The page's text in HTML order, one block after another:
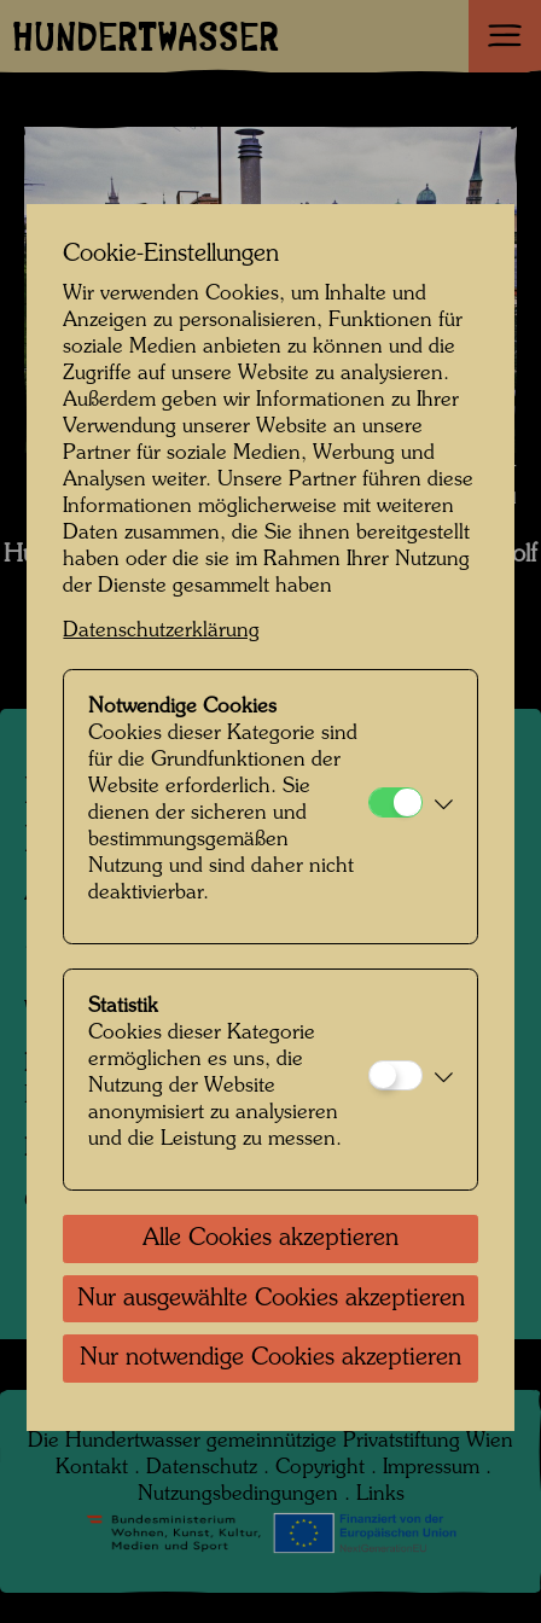
HUNDERTWASSER
Hundertwasser auf dem Dach des Otto-Wagner-Atelier in der
Spiegelgasse 2, Wien , Fotograf: Rolf M. Aagaard © Rolf M. Aagaard
Hundertwasser in der Spiegelgasse 1980 (Foto Rolf
M. Aagaard)
Bildergalerie öffnen
Hundertwasser auf dem
Dach des Otto-Wagner-
Atelier in der Spiegelgasse
2, Wien
Wien, 1980
Personen am Foto:Friedensreich
Hundertwasser
Fotograf:Rolf M. Aagaard
Copyright:
Die Hundertwasser gemeinnützige Privatstiftung Wien
Kontakt . Datenschutz . Copyright . Impressum .
Nutzungsbedingungen . Links
Cookie-Einstellungen
Wir verwenden Cookies, um Inhalte und
Anzeigen zu personalisieren, Funktionen für
soziale Medien anbieten zu können und die
Zugriffe auf unsere Website zu analysieren.
Außerdem geben wir Informationen zu Ihrer
Verwendung unserer Website an unsere
Partner für soziale Medien, Werbung und
Analysen weiter. Unsere Partner führen diese
Informationen möglicherweise mit weiteren
Daten zusammen, die Sie ihnen bereitgestellt
haben oder die sie im Rahmen Ihrer Nutzung
der Dienste gesammelt haben
Datenschutzerklärung
Notwendige Cookies
Cookies dieser Kategorie sind
für die Grundfunktionen der
Website erforderlich. Sie
dienen der sicheren und
bestimmungsgemäßen
Nutzung und sind daher nicht
deaktivierbar.
Statistik
Cookies dieser Kategorie
ermöglichen es uns, die
Nutzung der Website
anonymisiert zu analysieren
und die Leistung zu messen.
Alle Cookies akzeptieren
Nur ausgewählte Cookies akzeptieren
Nur notwendige Cookies akzeptieren